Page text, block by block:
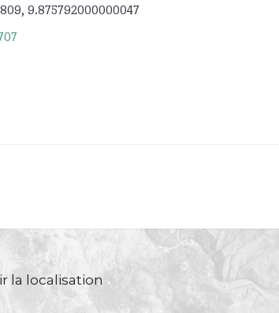
9.875792000000047
la localisation